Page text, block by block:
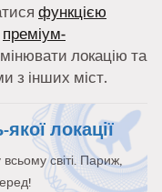
функцією
преміум-
локацію та
з інших міст.
локації
світі. Париж,